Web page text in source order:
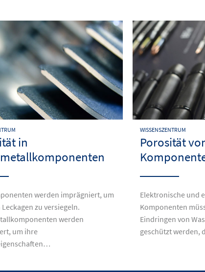
in
werden imprägniert, um
Leckagen zu versiegeln.
werden
um ihre
WISSENSZENTRUM
Porosität
Elektronische und
Komponenten
Eindringen von
geschützt werden,